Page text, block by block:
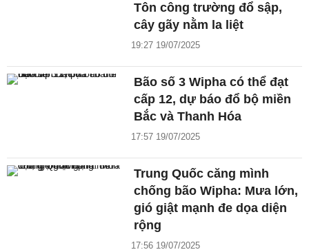
Tôn công trường đổ sập,
cây gãy nằm la liệt
19:27 19/07/2025
Bão số 3 Wipha có thể đạt
cấp 12, dự báo đổ bộ miền
Bắc và Thanh Hóa
17:57 19/07/2025
Trung Quốc căng mình
chống bão Wipha: Mưa lớn,
gió giật mạnh đe dọa diện
rộng
17:56 19/07/2025